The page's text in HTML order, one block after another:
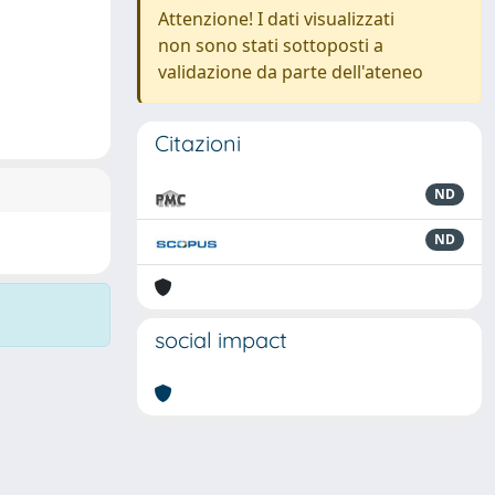
Attenzione! I dati visualizzati
non sono stati sottoposti a
validazione da parte dell'ateneo
Citazioni
ND
ND
social impact